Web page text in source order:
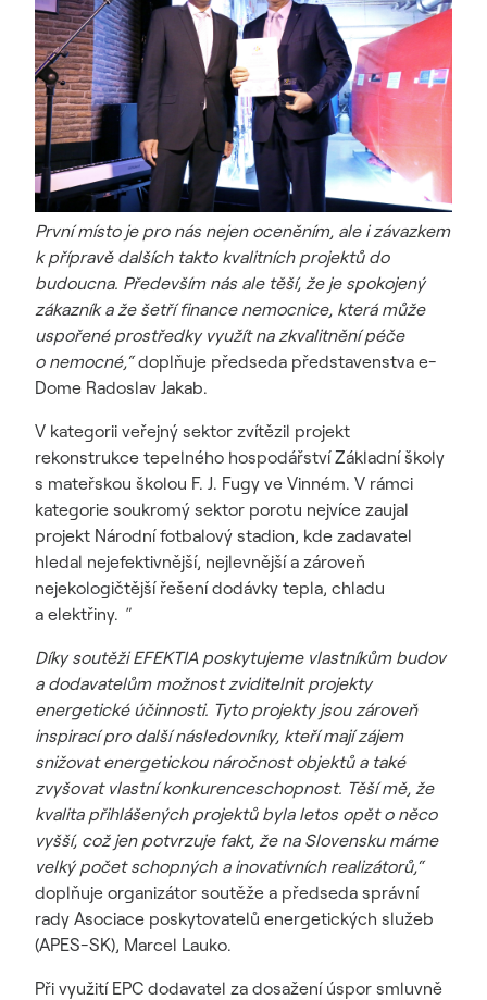
První místo je pro nás nejen oceněním, ale i závazkem
k přípravě dalších takto kvalitních projektů do
budoucna. Především nás ale těší, že je spokojený
zákazník a že šetří finance nemocnice, která může
uspořené prostředky využít na zkvalitnění péče
o nemocné,“doplňuje předseda představenstva e-
Dome Radoslav Jakab.
V kategorii veřejný sektor zvítězil projekt
rekonstrukce tepelného hospodářství Základní školy
s mateřskou školou F. J. Fugy ve Vinném. V rámci
kategorie soukromý sektor porotu nejvíce zaujal
projekt Národní fotbalový stadion, kde zadavatel
hledal nejefektivnější, nejlevnější a zároveň
nejekologičtější řešení dodávky tepla, chladu
a elektřiny. "
Díky soutěži EFEKTIA poskytujeme vlastníkům budov
a dodavatelům možnost zviditelnit projekty
energetické účinnosti. Tyto projekty jsou zároveň
inspirací pro další následovníky, kteří mají zájem
snižovat energetickou náročnost objektů a také
zvyšovat vlastní konkurenceschopnost. Těší mě, že
kvalita přihlášených projektů byla letos opět o něco
vyšší, což jen potvrzuje fakt, že na Slovensku máme
velký počet schopných a inovativních realizátorů,“
doplňuje organizátor soutěže a předseda správní
rady Asociace poskytovatelů energetických služeb
(APES-SK), Marcel Lauko.
Při využití EPC dodavatel za dosažení úspor smluvně